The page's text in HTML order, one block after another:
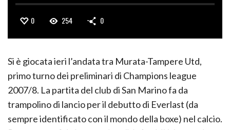
0 254 0
Si è giocata ieri l’andata tra Murata-Tampere Utd,
primo turno dei preliminari di Champions league
2007/8. La partita del club di San Marino fa da
trampolino di lancio per il debutto di Everlast (da
sempre identificato con il mondo della boxe) nel calcio.